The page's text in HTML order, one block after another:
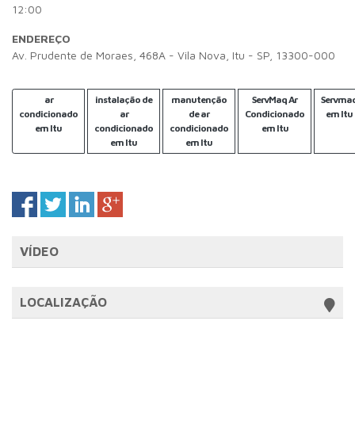
12:00
ENDEREÇO
Av. Prudente de Moraes, 468A - Vila Nova, Itu - SP, 13300-000
ar
condicionado
em Itu
instalação de
ar
condicionado
em Itu
manutenção
de ar
condicionado
em Itu
ServMaq Ar
Condicionado
em Itu
em Itu
VÍDEO
LOCALIZAÇÃO